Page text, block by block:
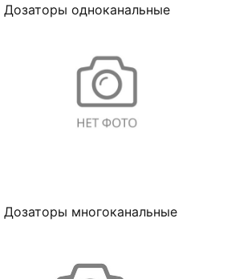
Дозаторы одноканальные
Дозаторы многоканальные